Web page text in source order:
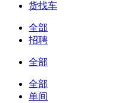
货找车
全部
招聘
全部
全部
单间